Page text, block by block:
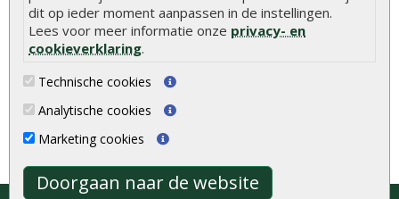
dit op ieder moment aanpassen in de instellingen.
Lees voor meer informatie onze privacy- en
cookieverklaring.
Technische cookies
Analytische cookies
Marketing cookies
Doorgaan naar de website